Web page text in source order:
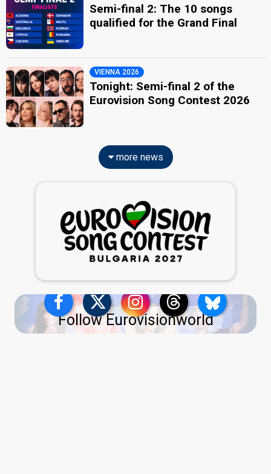
Semi-final 2: The 10 songs
qualified for the Grand Final
VIENNA 2026
Tonight: Semi-final 2 of the
Eurovision Song Contest 2026
more news
Follow Eurovisionworld